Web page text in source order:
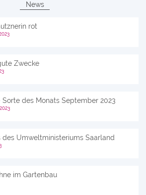
News
rot
Zwecke
Sorte des Monats September 2023
des Umweltministeriums Saarland
im Gartenbau